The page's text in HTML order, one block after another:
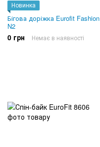
Новинка
Бігова доріжка Eurofit Fashion
N2
0 грн Немає в наявності